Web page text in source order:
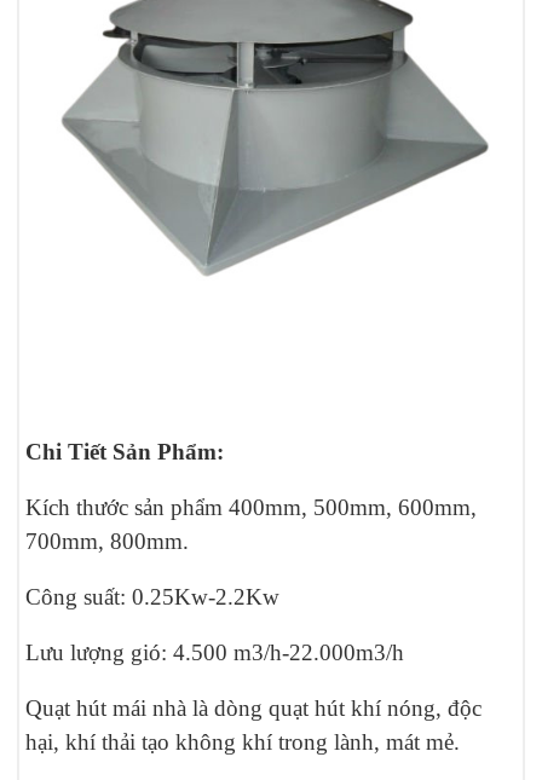
Chi Tiết Sản Phẩm:
Kích thước sản phẩm 400mm, 500mm, 600mm,
700mm, 800mm.
Công suất: 0.25Kw-2.2Kw
Lưu lượng gió: 4.500 m3/h-22.000m3/h
Quạt hút mái nhà là dòng quạt hút khí nóng, độc
hại, khí thải tạo không khí trong lành, mát mẻ.